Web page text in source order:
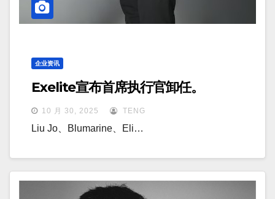
企业资讯
Exelite宣布首席执行官卸任。
10 月 30, 2025 TENG
Liu Jo、Blumarine、Eli…